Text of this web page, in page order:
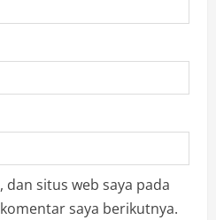
dan situs web saya pada
saya berikutnya.